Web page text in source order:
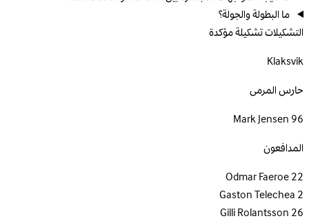
ما البطولة والجولة؟
التشكيلاتتشكيلة مؤكدة
Klaksvik
حارس المرمى
96
Mark Jensen
المدافعون
22
Odmar Faeroe
2
Gaston Telechea
26
Gilli Rolantsson